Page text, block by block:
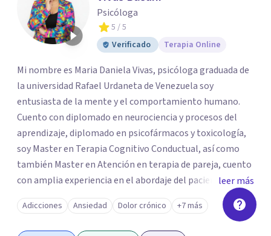
Psicóloga
5 / 5
Verificado
Terapia Online
Mi nombre es Maria Daniela Vivas, psicóloga graduada de
la universidad Rafael Urdaneta de Venezuela soy
entusiasta de la mente y el comportamiento humano.
Cuento con diplomado en neurociencia y procesos del
aprendizaje, diplomado en psicofármacos y toxicología,
soy Master en Terapia Cognitivo Conductual, así como
también Master en Atención en terapia de pareja, cuento
con amplia experiencia en el abordaje del paciente con
trastorno afectivo bipolar y pacientes con trastornos de
personalidad y trastorno del estado de ánimo Me
especializo en casos de ansiedad, depresión, trastornos
leer más
Adicciones Ansiedad Dolor crónico +7 más